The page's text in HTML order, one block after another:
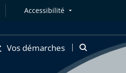
Accessibilité
Vos démarches
Ouvrir
la